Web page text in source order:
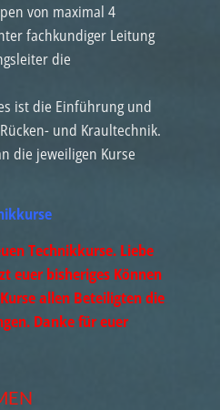
von maximal 4
fachkundiger Leitung
die
ist die Einführung und
und Kraultechnik.
die jeweiligen Kurse
Technikkurse. Liebe
euer bisheriges Können
allen Beteiligten die
Danke für euer